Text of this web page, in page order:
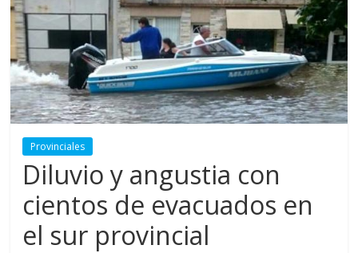
Provinciales
Diluvio y angustia con
cientos de evacuados en
el sur provincial